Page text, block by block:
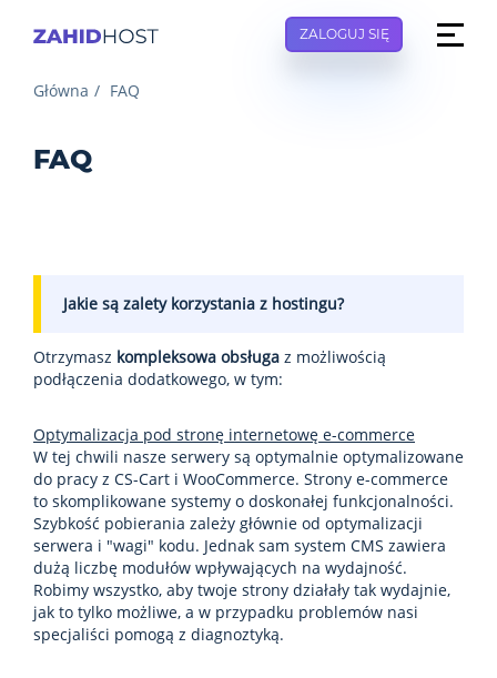
ZALOGUJ SIĘ
Główna FAQ
FAQ
Jakie są zalety korzystania z hostingu?
Otrzymasz kompleksowa obsługa z możliwością
podłączenia dodatkowego, w tym:
Optymalizacja pod stronę internetowę e-commerce
W tej chwili nasze serwery są optymalnie optymalizowane
do pracy z CS-Cart i WooCommerce. Strony e-commerce
to skomplikowane systemy o doskonałej funkcjonalności.
Szybkość pobierania zależy głównie od optymalizacji
serwera i "wagi" kodu. Jednak sam system CMS zawiera
dużą liczbę modułów wpływających na wydajność.
Robimy wszystko, aby twoje strony działały tak wydajnie,
jak to tylko możliwe, a w przypadku problemów nasi
specjaliści pomogą z diagnoztyką.